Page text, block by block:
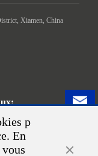
p
En
Xiamen, China